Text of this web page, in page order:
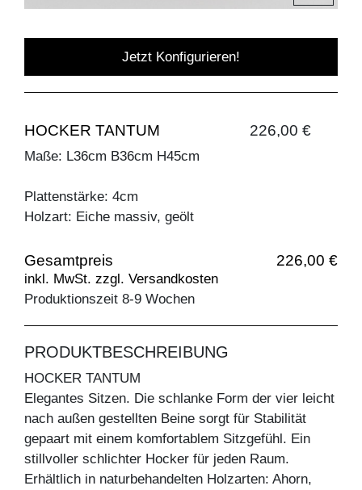
Jetzt Konfigurieren!
HOCKER TANTUM 226,00 €
Maße: L36cm B36cm H45cm
Plattenstärke: 4cm
Holzart: Eiche massiv, geölt
Gesamtpreis 226,00 €
inkl. MwSt. zzgl. Versandkosten
Produktionszeit 8-9 Wochen
PRODUKTBESCHREIBUNG
HOCKER TANTUM
Elegantes Sitzen. Die schlanke Form der vier leicht
nach außen gestellten Beine sorgt für Stabilität
gepaart mit einem komfortablem Sitzgefühl. Ein
stillvoller schlichter Hocker für jeden Raum.
Erhältlich in naturbehandelten Holzarten: Ahorn,